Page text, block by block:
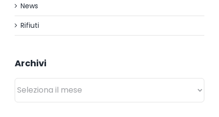
News
Rifiuti
Archivi
Archivi